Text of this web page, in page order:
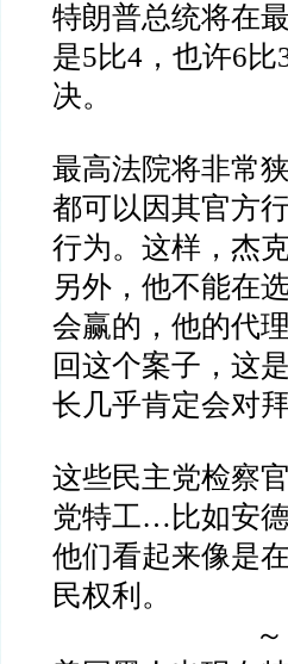
特朗普总统将在
是5比4，也许6
决。
最高法院将非常
都可以因其官方
行为。这样，杰
另外，他不能在
会赢的，他的代
回这个案子，这
长几乎肯定会对
这些民主党检察
党特工…比如安
他们看起来像是
民权利。